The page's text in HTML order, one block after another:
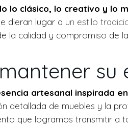
lo clásico, lo creativo y lo
dieran lugar a un estilo
la calidad y compromiso de
su
artesanal inspirada
de muebles y la
que logramos transmitir a